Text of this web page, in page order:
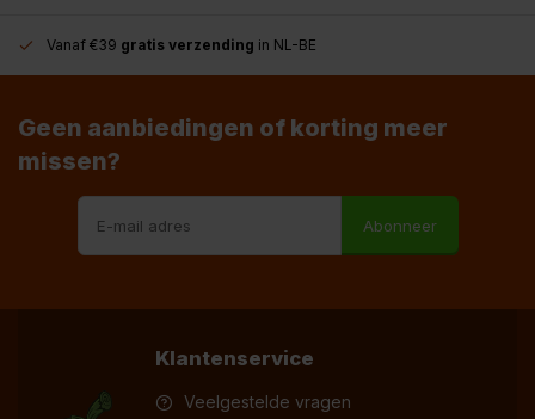
Vanaf €39 gratis verzending in NL-BE
Geen aanbiedingen of korting meer
missen?
Abonneer
Klantenservice
Veelgestelde vragen